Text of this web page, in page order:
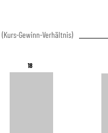
(Kurs-Gewinn-Verhältnis)
18
18